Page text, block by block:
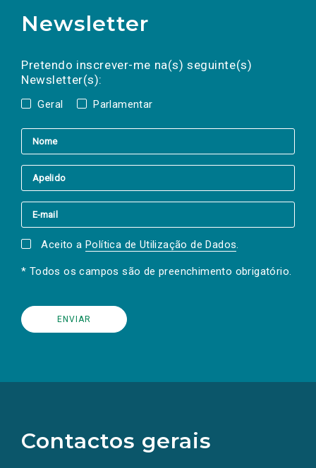
Newsletter
Pretendo inscrever-me na(s) seguinte(s)
Newsletter(s):
Geral Parlamentar
a(s) newsletter(s).
mail
Aceito a Política de Utilização de Dados.
* Todos os campos são de preenchimento obrigatório.
Contactos gerais
redes
sociais